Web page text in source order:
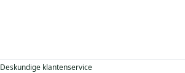
Deskundige klantenservice